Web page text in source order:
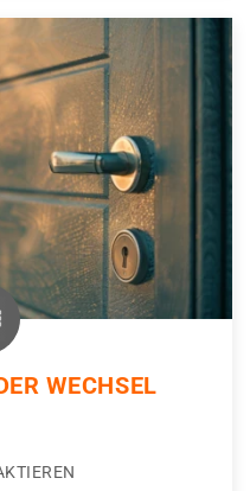
WECHSEL